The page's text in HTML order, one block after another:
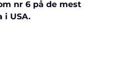
nr 6 på de mest
i USA.